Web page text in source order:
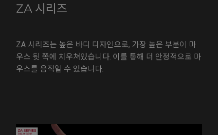
ZA 시리즈
ZA 시리즈는 높은 바디 디자인으로, 가장 높은 부분이 마
우스 뒷 쪽에 치우쳐있습니다. 이를 통해 더 안정적으로 마
우스를 음직일 수 있습니다.